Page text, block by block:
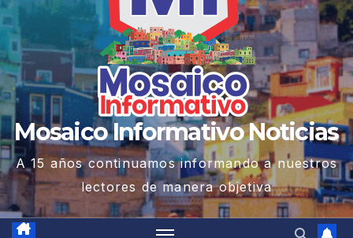
Mosaico Informativo Noticias
A 15 años continuamos informando a nuestros
lectores de manera objetiva